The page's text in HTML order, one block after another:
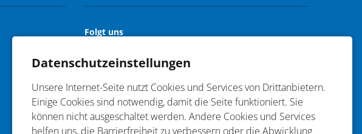
Datenschutzeinstellungen
Unsere Internet-Seite nutzt Cookies und Services von Drittanbietern.
Einige Cookies sind notwendig, damit die Seite funktioniert. Sie
können nicht ausgeschaltet werden. Andere Cookies und Services
helfen uns, die Barrierfreiheit zu verbessern oder die Abwicklung
Folgt uns
Facebook
Instagram